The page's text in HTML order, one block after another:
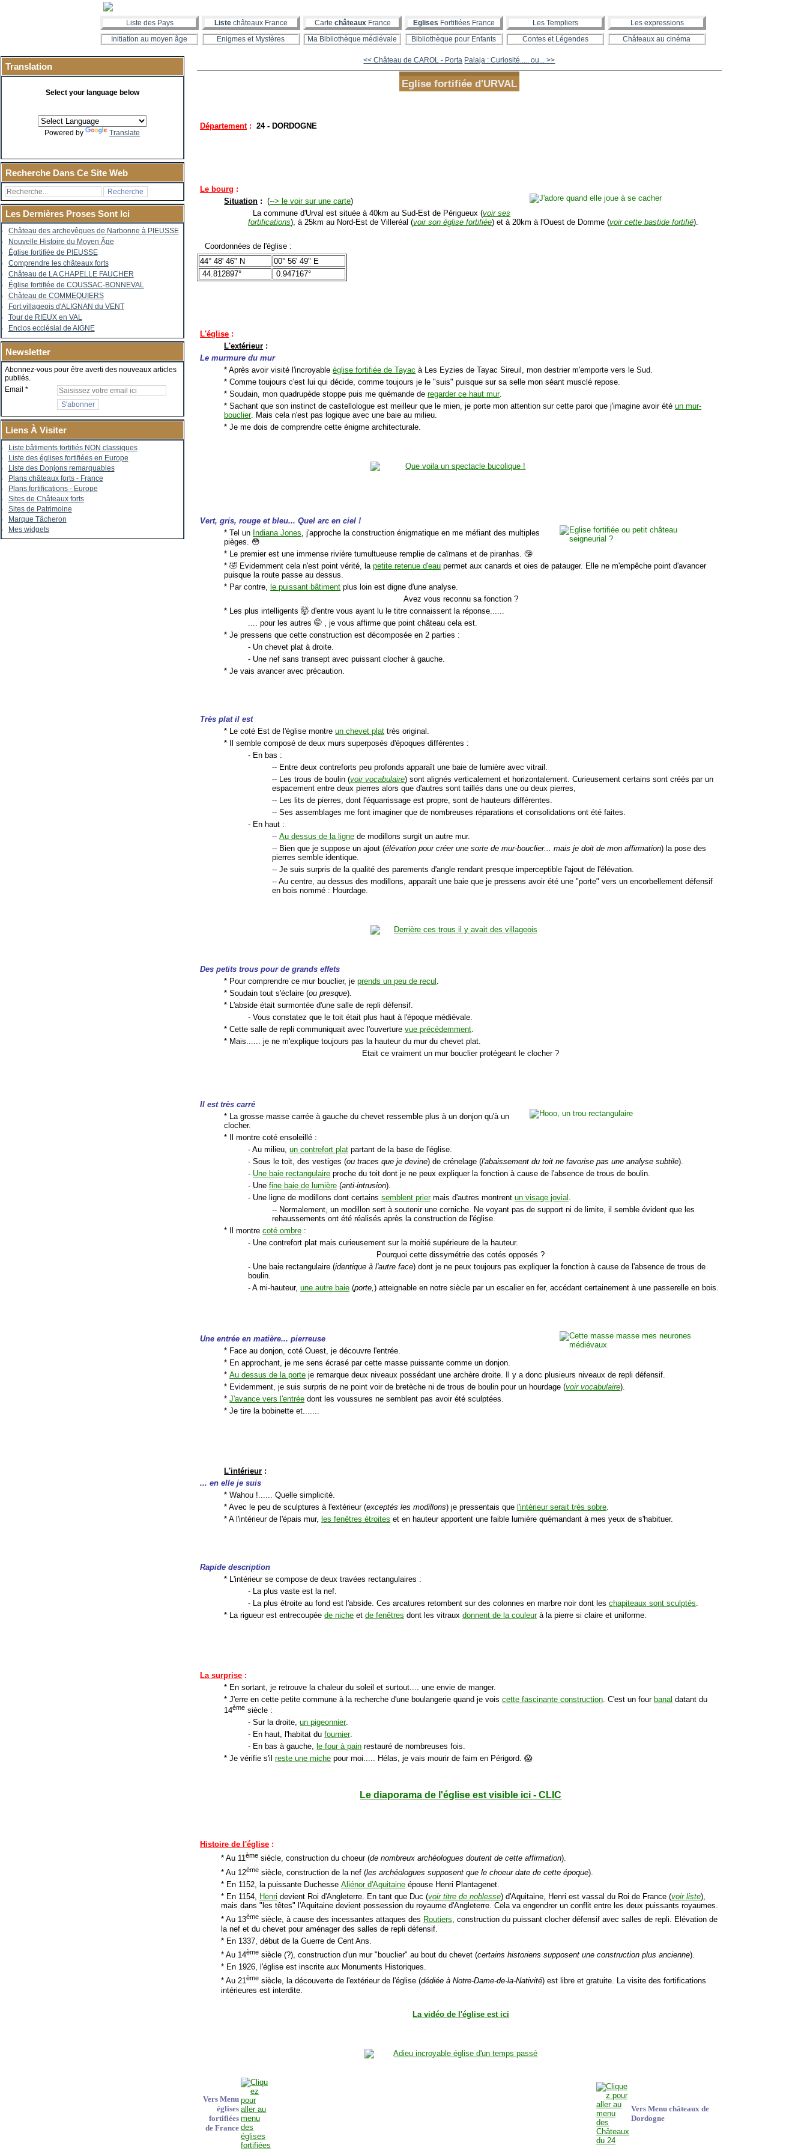
Liste des Pays Liste châteaux France Carte châteauxFrance Eglises Fortifiées France Les Templiers
Les expressions
Initiation au moyen âge
Enigmes et Mystères Ma Bibliothèque médiévale Bibliothèque pour Enfants Contes et Légendes Châteaux au cinéma
Translation
Select your language below
Powered by Translate
Recherche Dans Ce Site Web
Les Dernières Proses Sont Ici
Château des archevêques de Narbonne à PIEUSSE
Nouvelle Histoire du Moyen Âge
Église fortifiée de PIEUSSE
Comprendre les châteaux forts
Château de LA CHAPELLE FAUCHER
Église fortifiée de COUSSAC-BONNEVAL
Château de COMMEQUIERS
Fort villageois d'ALIGNAN du VENT
Tour de RIEUX en VAL
Enclos ecclésial de AIGNE
Newsletter
Abonnez-vous pour être averti des nouveaux articles
publiés.
Email
Liens À Visiter
Liste bâtiments fortifiés NON classiques
Liste des églises fortifiées en Europe
Liste des Donjons remarquables
Plans châteaux forts - France
Plans fortifications - Europe
Sites de Châteaux forts
Sites de Patrimoine
Marque Tâcheron
Mes widgets
<< Château de CAROL - Porta Palaja : Curiosité..... ou... >>
Eglise fortifiée d'URVAL
Département: 24 - DORDOGNE
Le bourg :
Situation : (--> le voir sur une carte)
La commune d'Urval est située à 40km au Sud-Est de Périgueux (voir ses
fortifications), à 25km au Nord-Est de Villeréal (voir son église fortifiée) et à 20km à l'Ouest de Domme (voir cette bastide fortifié).
Coordonnées de l'église :
44° 48' 46" N
00° 56' 49" E
44.812897°
0.947167°
L'église :
L'extérieur :
Le murmure du mur
* Après avoir visité l'incroyableéglise fortifiée de Tayac à Les Eyzies de Tayac Sireuil, mon destrier m'emporte vers le Sud.
* Comme toujours c'est lui qui décide, comme toujours je le "suis" puisque sur sa selle mon séant musclé repose.
* Soudain, mon quadrupède stoppe puis me quémande deregarder ce haut mur.
* Sachant que son instinct de castellologue est meilleur que le mien, je porte mon attention sur cette paroi que j'imagine avoir étéun mur-
bouclier. Mais cela n'est pas logique avec une baie au milieu.
* Je me dois de comprendre cette énigme architecturale.
Vert, gris, rouge et bleu... Quel arc en ciel !
* Tel un Indiana Jones , j'approche la construction énigmatique en me méfiant des multiples
pièges. 😳
* Le premier est une immense rivière tumultueuse remplie de caïmans et de piranhas. 🤥
* 🤣 Evidemment cela n'est point vérité, lapetite retenue d'eau permet aux canards et oies de patauger. Elle ne m'empêche point d'avancer
puisque la route passe au dessus.
* Par contre,
le puissant bâtiment plus loin est digne d'une analyse.
Avez vous reconnu sa fonction ?
* Les plus intelligents 🤯 d'entre vous ayant lu le titre connaissent la réponse......
.... pour les autres 🤭 , je vous affirme que point château cela est.
* Je pressens que cette construction est décomposée en 2 parties :
- Un chevet plat à droite.
- Une nef sans transept avec puissant clocher à gauche.
* Je vais avancer avec précaution.
Très plat il est
* Le coté Est de l'église montreun chevet plat très original.
* Il semble composé de deux murs superposés d'époques différentes :
- En bas :
-- Entre deux contreforts peu profonds apparaît une baie de lumière avec vitrail.
-- Les trous de boulin (voir vocabulaire) sont alignés verticalement et horizontalement. Curieusement certains sont créés par un
espacement entre deux pierres alors que d'autres sont taillés dans une ou deux pierres,
-- Les lits de pierres, dont l'équarrissage est propre, sont de hauteurs différentes.
-- Ses assemblages me font imaginer que de nombreuses réparations et consolidations ont été faites.
- En haut :
--Au dessus de la ligne de modillons surgit un autre mur.
-- Bien que je suppose un ajout (élévation pour créer une sorte de mur-bouclier... mais je doit de mon affirmation) la pose des
pierres semble identique.
-- Je suis surpris de la qualité des parements d'angle rendant presque imperceptible l'ajout de l'élévation.
-- Au centre, au dessus des modillons, apparaît une baie que je pressens avoir été une "porte" vers un encorbellement défensif
en bois nommé : Hourdage.
Des petits trous pour de grands effets
* Pour comprendre ce mur bouclier, jeprends un peu de recul
* Soudain tout s'éclaire (ou presque).
* L'abside était surmontée d'une salle de repli défensif.
- Vous constatez que le toit était plus haut à l'époque médiévale.
* Cette salle de repli communiquait avec l'ouverturevue précédemment
* Mais...... je ne m'explique toujours pas la hauteur du mur du chevet plat.
Etait ce vraiment un mur bouclier protégeant le clocher ?
Il est très carré
* La grosse masse carrée à gauche du chevet ressemble plus à un donjon qu'à un
clocher.
* Il montre coté ensoleillé :
- Au milieu,un contrefort plat partant de la base de l'église.
- Sous le toit, des vestiges (ou traces que je devine) de crénelage (l'abaissement du toit ne favorise pas une analyse subtile).
- Une baie rectangulaire proche du toit dont je ne peux expliquer la fonction à cause de l'absence de trous de boulin.
- Unefine baie de lumière (anti-intrusion).
- Une ligne de modillons dont certainssemblent priermais d'autres montrentun visage jovial
-- Normalement, un modillon sert à soutenir une corniche. Ne voyant pas de support ni de limite, il semble évident que les
rehaussements ont été réalisés après la construction de l'église.
* Il montrecoté ombre :
- Une contrefort plat mais curieusement sur la moitié supérieure de la hauteur.
Pourquoi cette dissymétrie des cotés opposés ?
- Une baie rectangulaire (identique à l'autre face) dont je ne peux toujours pas expliquer la fonction à cause de l'absence de trous de
boulin.
- A mi-hauteur,une autre baie (porte,) atteignable en notre siècle par un escalier en fer, accédant certainement à une passerelle en bois.
Une entrée en matière... pierreuse
* Face au donjon, coté Ouest, je découvre l'entrée.
* En approchant, je me sens écrasé par cette masse puissante comme un donjon.
*Au dessus de la porte je remarque deux niveaux possédant une archère droite. Il y a donc plusieurs niveaux de repli défensif.
* Evidemment, je suis surpris de ne point voir de bretèche ni de trous de boulin pour un hourdage (voir vocabulaire).
*J'avance vers l'entrée dont les voussures ne semblent pas avoir été sculptées.
* Je tire la bobinette et.......
L'intérieur :
... en elle je suis
* Wahou !...... Quelle simplicité.
* Avec le peu de sculptures à l'extérieur (exceptés les modillons) je pressentais que l'intérieur serait très sobre
* A l'intérieur de l'épais mur, les fenêtres étroites et en hauteur apportent une faible lumière quémandant à mes yeux de s'habituer.
Rapide description
* L'intérieur se compose de deux travées rectangulaires :
- La plus vaste est la nef.
- La plus étroite au fond est l'abside. Ces arcatures retombent sur des colonnes en marbre noir dont leschapiteaux sont sculptés
* La rigueur est entrecoupéede niche etde fenêtres dont les vitrauxdonnent de la couleurà la pierre si claire et uniforme.
La surprise :
* En sortant, je retrouve la chaleur du soleil et surtout.... une envie de manger.
* J'erre en cette petite commune à la recherche d'une boulangerie quand je voiscette fascinante construction . C'est un four banal datant du
14ème siècle :
- Sur la droite,un pigeonnier.
- En haut, l'habitat dufournier.
- En bas à gauche, le four à pain restauré de nombreuses fois.
* Je vérifie s'ilreste une miche pour moi..... Hélas, je vais mourir de faim en Périgord. 😱
Le diaporama de l'église est visible ici - CLIC
Histoire de l'église :
* Au 11ème siècle, construction du choeur (de nombreux archéologues doutent de cette affirmation).
* Au 12ème siècle, construction de la nef (les archéologues supposent que le choeur date de cette époque).
* En 1152, la puissante DuchesseAliénor d'Aquitaine épouse Henri Plantagenet.
* En 1154, Henri devient Roi d'Angleterre. En tant que Duc (voir titre de noblesse) d'Aquitaine, Henri est vassal du Roi de France (voir liste),
mais dans "les têtes" l'Aquitaine devient possession du royaume d'Angleterre. Cela va engendrer un conflit entre les deux puissants royaumes.
* Au 13ème siècle, à cause des incessantes attaques des Routiers, construction du puissant clocher défensif avec salles de repli. Elévation de
la nef et du chevet pour aménager des salles de repli défensif.
* En 1337, début de la Guerre de Cent Ans.
* Au 14ème siècle (?), construction d'un mur "bouclier" au bout du chevet (certains historiens supposent une construction plus ancienne).
* En 1926, l'église est inscrite aux Monuments Historiques.
* Au 21ème siècle, la découverte de l'extérieur de l'église (dédiée à Notre-Dame-de-la-Nativité) est libre et gratuite. La visite des fortifications
intérieures est interdite.
La vidéo de l'église est ici
Vers Menu
églises
fortifiées
de France
Vers Menu châteaux de
Dordogne